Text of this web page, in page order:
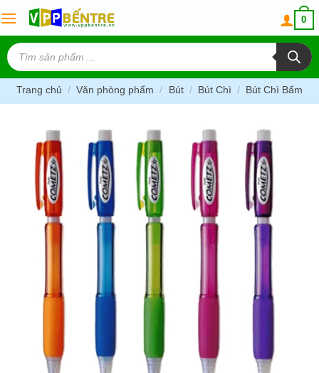
to
content
0
Tìm
kiếm
sản
phẩm
Trang chủ / Văn phòng phẩm / Bút / Bút Chì / Bút Chì Bấm